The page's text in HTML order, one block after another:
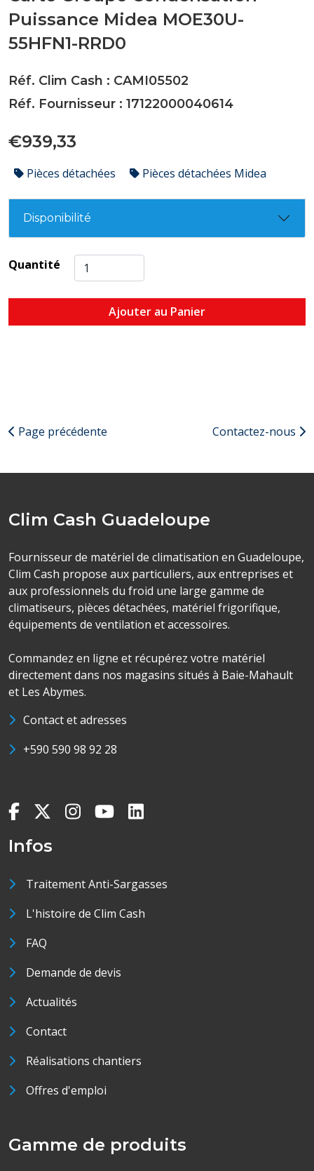
Puissance Midea MOE30U-
55HFN1-RRD0
Réf. Clim Cash : CAMI05502
Réf. Fournisseur : 17122000040614
€939,33
Pièces détachées Pièces détachées Midea
Disponibilité
Quantité
Ajouter au Panier
Page précédente Contactez-nous
Clim Cash Guadeloupe
Fournisseur de matériel de climatisation en Guadeloupe,
Clim Cash propose aux particuliers, aux entreprises et
aux professionnels du froid une large gamme de
climatiseurs, pièces détachées, matériel frigorifique,
équipements de ventilation et accessoires.
Commandez en ligne et récupérez votre matériel
directement dans nos magasins situés à Baie-Mahault
et Les Abymes.
Contact et adresses
+590 590 98 92 28
Infos
Traitement Anti-Sargasses
L'histoire de Clim Cash
FAQ
Demande de devis
Actualités
Contact
Réalisations chantiers
Offres d'emploi
Gamme de produits